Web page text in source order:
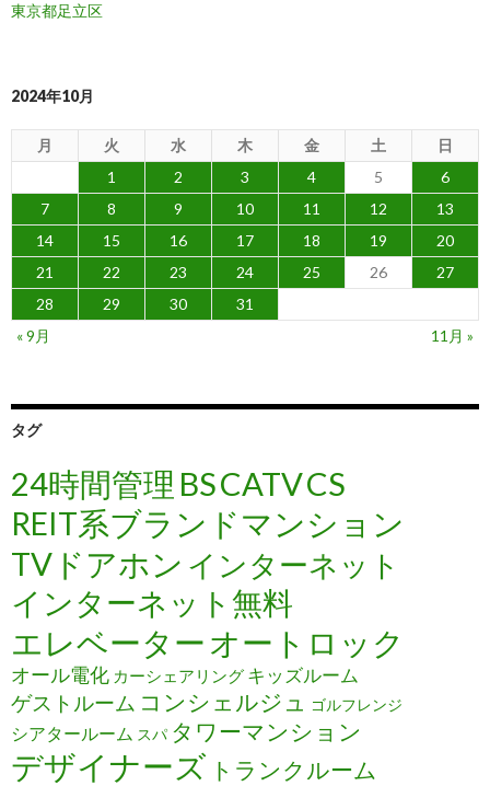
東京都足立区
2024年10月
月 火 水 木 金 土
日
1
2 3 4 5
6
7
8 9 10 11 12
13
14
15 16 17 18 19
20
21
22 23 24 25 26
27
28
29 30
31
« 9月
11月 »
タグ
24時間管理 BSCATVCS
REIT系ブランドマンション
TVドアホン インターネット
インターネット無料
エレベーター オートロック
オール電化 カーシェアリング キッズルーム
ゲストルーム コンシェルジュ ゴルフレンジ
シアタールーム スパ タワーマンション
デザイナーズ トランクルーム